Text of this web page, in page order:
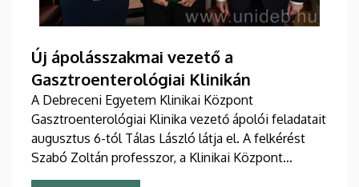
Új ápolásszakmai vezető a
Gasztroenterológiai Klinikán
A Debreceni Egyetem Klinikai Központ
Gasztroenterológiai Klinika vezető ápolói feladatait
augusztus 6-tól Tálas László látja el. A felkérést
Szabó Zoltán professzor, a Klinikai Központ
elnöke, valamint Szőllősi Anna ápolási és